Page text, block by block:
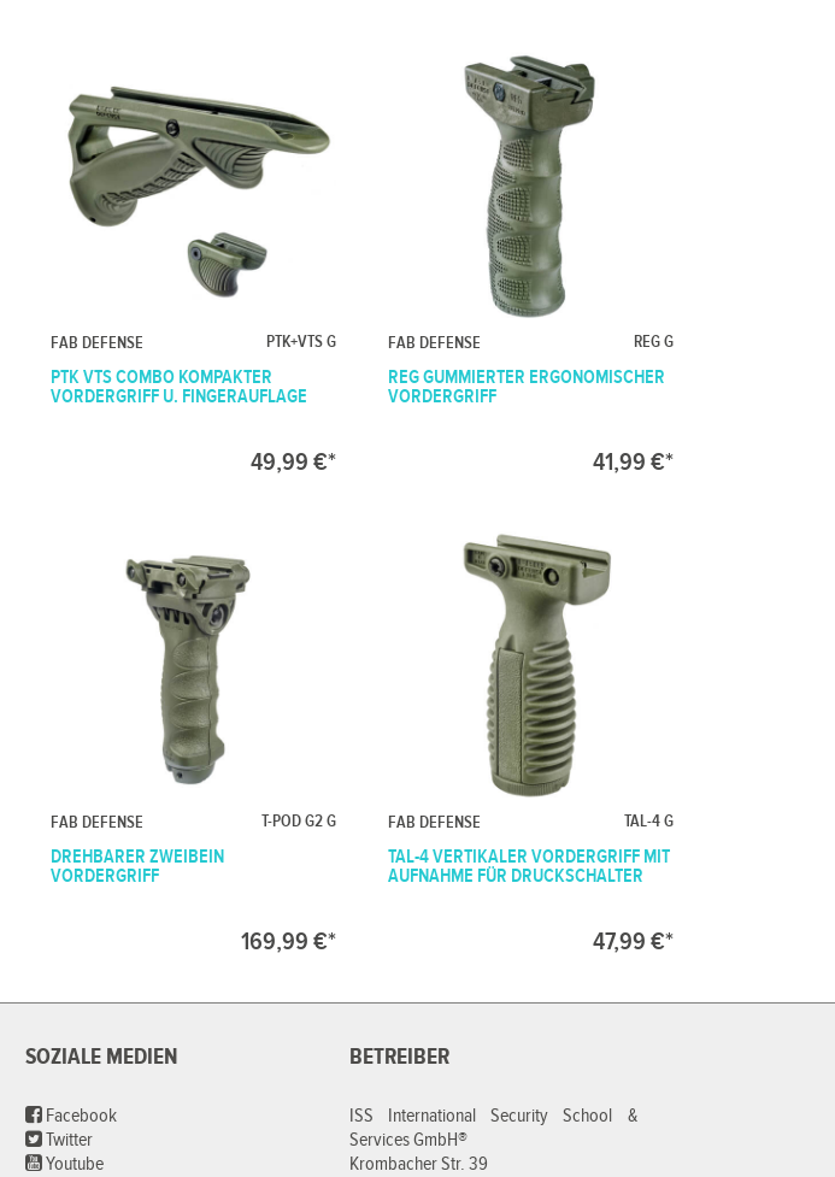
FAB DEFENSE PTK+VTS G
PTK VTS COMBO KOMPAKTER
VORDERGRIFF U. FINGERAUFLAGE
49,99 €*
FAB DEFENSE REG G
REG GUMMIERTER ERGONOMISCHER
VORDERGRIFF
41,99 €*
FAB DEFENSE T-POD G2 G
DREHBARER ZWEIBEIN
VORDERGRIFF
169,99 €*
FAB DEFENSE TAL-4 G
TAL-4 VERTIKALER VORDERGRIFF MIT
AUFNAHME FÜR DRUCKSCHALTER
47,99 €*
SOZIALE MEDIEN
Facebook
Twitter
Youtube
BETREIBER
ISS International Security School &
Services GmbH®
Krombacher Str. 39